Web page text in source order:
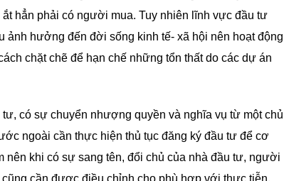
hẳn phải có người mua. Tuy nhiên lĩnh vực đầu tư
ảnh hưởng đến đời sống kinh tế- xã hội nên hoạt động
chặt chẽ để hạn chế những tổn thất do các dự án
có sự chuyển nhượng quyền và nghĩa vụ từ một chủ
ngoài cần thực hiện thủ tục đăng ký đầu tư để cơ
nên khi có sự sang tên, đổi chủ của nhà đầu tư, người
cần được điều chỉnh cho phù hợp với thực tiễn.